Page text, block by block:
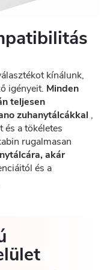
kínálunk,
igényeit. Minden
teljesen
zuhanytálcákkal ,
és a tökéletes
rugalmasan
akár
és a